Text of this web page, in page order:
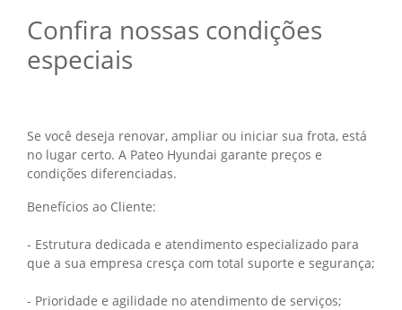
Confira nossas condições
especiais
Se você deseja renovar, ampliar ou iniciar sua frota, está
no lugar certo. A Pateo Hyundai garante preços e
condições diferenciadas.
Benefícios ao Cliente:
- Estrutura dedicada e atendimento especializado para
que a sua empresa cresça com total suporte e segurança;
- Prioridade e agilidade no atendimento de serviços;